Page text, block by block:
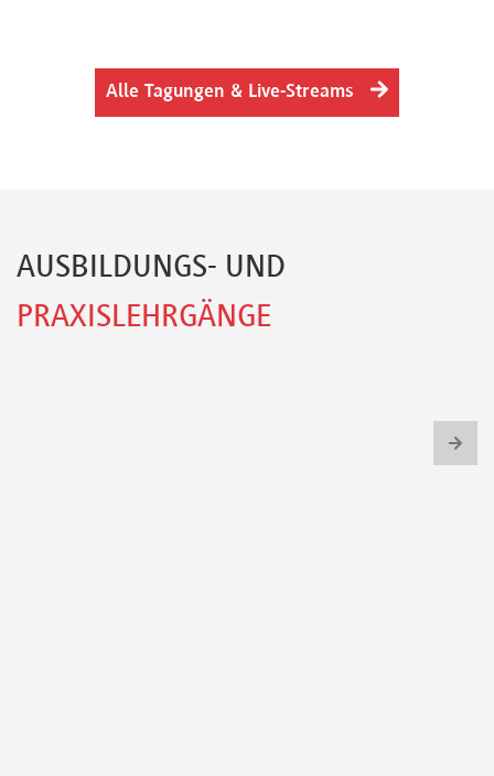
Alle Tagungen & Live-Streams
AUSBILDUNGS- UND
PRAXISLEHRGÄNGE